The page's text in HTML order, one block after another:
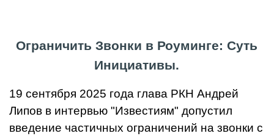
Ограничить Звонки в Роуминге: Суть
Инициативы.
19 сентября 2025 года глава РКН Андрей
Липов в интервью "Известиям" допустил
введение частичных ограничений на звонки с